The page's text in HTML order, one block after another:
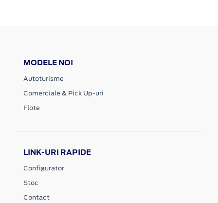
MODELE NOI
Autoturisme
Comerciale & Pick Up-uri
Flote
LINK-URI RAPIDE
Configurator
Stoc
Contact